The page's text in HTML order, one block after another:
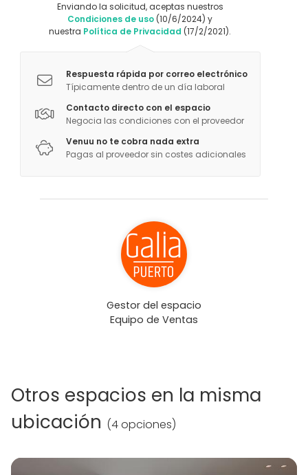
Enviando la solicitud, aceptas nuestros
Condiciones de uso (10/6/2024) y
nuestra Política de Privacidad (17/2/2021).
Respuesta rápida por correo electrónico
Típicamente dentro de un día laboral
Contacto directo con el espacio
Negocia las condiciones con el proveedor
Venuu no te cobra nada extra
Pagas al proveedor sin costes adicionales
Gestor del espacio
Equipo de Ventas
Otros espacios en la misma
ubicación (4 opciones)